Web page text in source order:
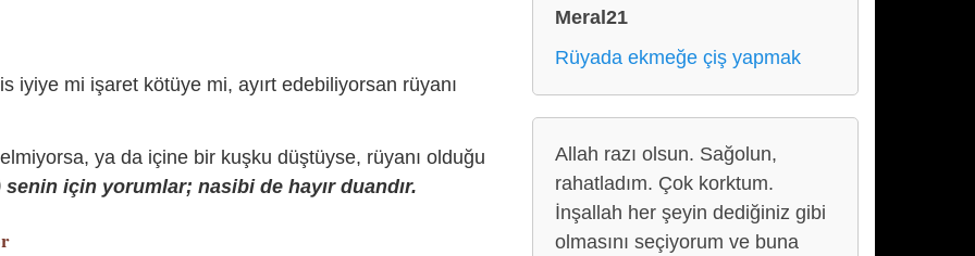
iyiye mi işaret kötüye mi, ayırt edebiliyorsan rüyanı
ya da içine bir kuşku düştüyse, rüyanı olduğu
için yorumlar; nasibi de hayır duandır.
Meral21
Rüyada ekmeğe çiş yapmak
Allah razı olsun. Sağolun,
rahatladım. Çok korktum.
İnşallah her şeyin dediğiniz gibi
olmasını seçiyorum ve buna